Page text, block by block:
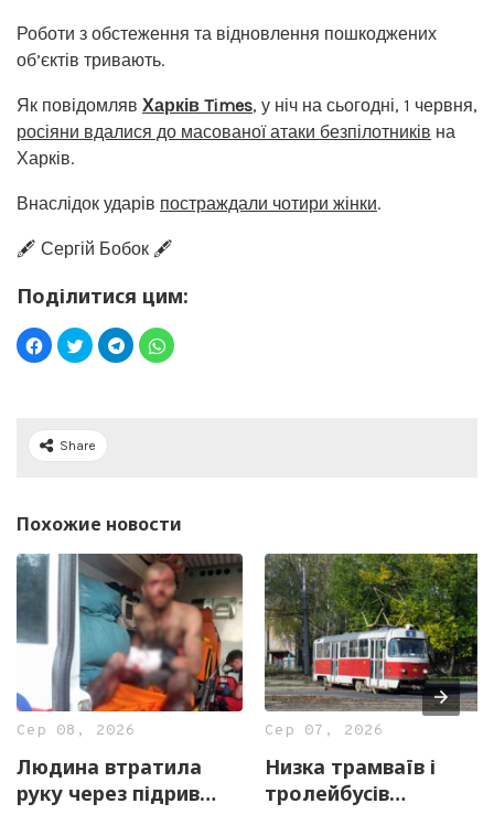
Роботи з обстеження та відновлення пошкоджених
об’єктів тривають.
Як повідомляв Харків Times, у ніч на сьогодні, 1 червня,
росіяни вдалися до масованої атаки безпілотників на
Харків.
Внаслідок ударів постраждали чотири жінки.
🖋️ Сергій Бобок 🖋️
Поділитися цим:
Share
Похожие новости
Сер 08, 2026
Людина втратила
руку через підрив
Сер 07, 2026
Низка трамваїв і
тролейбусів